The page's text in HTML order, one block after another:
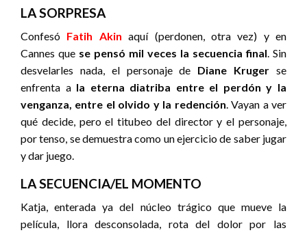
LA SORPRESA
Confesó Fatih Akinaquí (perdonen, otra vez) y en
Cannes que se pensó mil veces la secuencia final. Sin
desvelarles nada, el personaje de Diane Kruger se
enfrenta a la eterna diatriba entre el perdón y la
venganza, entre el olvido y la redención. Vayan a ver
qué decide, pero el titubeo del director y el personaje,
por tenso, se demuestra como un ejercicio de saber jugar
y dar juego.
LA SECUENCIA/EL MOMENTO
Katja, enterada ya del núcleo trágico que mueve la
película, llora desconsolada, rota del dolor por las